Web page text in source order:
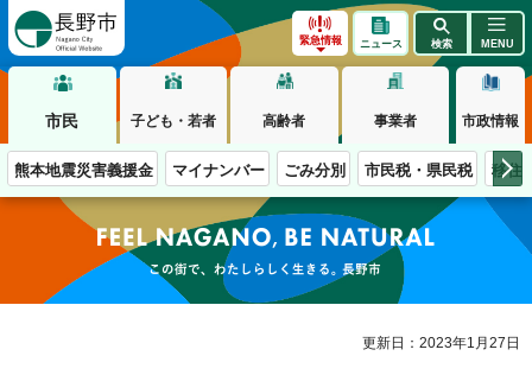
緊急情報 ニュース 検索 MENU
市民 子ども・若者 高齢者 事業者 市政情報
熊本地震災害義援金 マイナンバー ごみ分別 市民税・県民税 移住
この街で、わたしらしく生きる。長野市
更新日：2023年1月27日